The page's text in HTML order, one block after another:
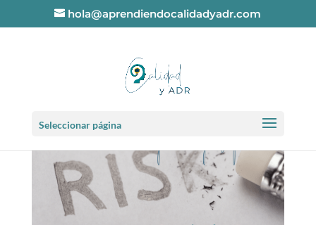
hola@aprendiendocalidadyadr.com
Seleccionar página